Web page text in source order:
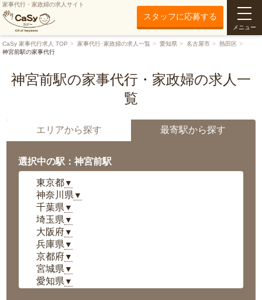
家事代行・家政婦の求人サイト
スタッフに応募する
メニュー
CaSy 家事代行求人 TOP 家事代行･家政婦の求人一覧 愛知県 名古屋市
熱田区
神宮前駅の家事代行
神宮前駅の家事代行・家政婦の求人一
覧
エリアから探す 最寄駅から探す
選択中の駅：神宮前駅
東京都▼
神奈川県 ▼
千葉県 ▼
埼玉県 ▼
大阪府▼
兵庫県 ▼
京都府▼
宮城県 ▼
愛知県 ▼